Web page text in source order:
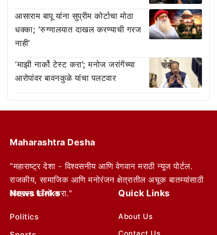
आसाराम बापू यांना सुप्रीम कोर्टाचा मोठा
धक्का; ‘रुग्णालयात दाखल करण्याची गरज
नाही’
‘माझी नार्को टेस्ट करा’; मनोज जरांगेंच्या
आरोपांवर बावनकुळे यांचा पलटवार
Maharashtra Desha
"महाराष्ट्र देशा - विश्वसनीय आणि वेगवान मराठी न्यूज पोर्टल.
राजकीय, सामाजिक आणि मनोरंजन क्षेत्रातील अचूक बातम्यांसाठी
आम्हाला फॉलो करा."
News Links
Politics
Quick Links
About Us